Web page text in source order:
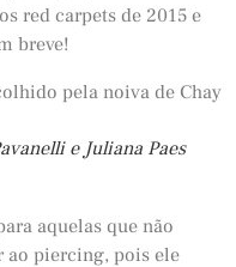
red carpets de 2015 e
breve!
e Juliana Paes
aquelas que não
ao piercing, pois ele